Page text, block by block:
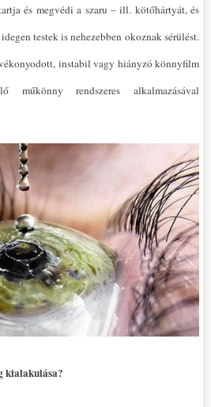
és megvédi a szaru – ill. kötőhártyát, és
testek is nehezebben okoznak sérülést.
instabil vagy hiányzó könnyfilm
műkönny rendszeres alkalmazásával
kialakulása?